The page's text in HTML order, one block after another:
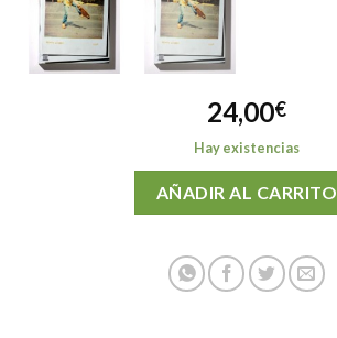
24,00€
Hay existencias
AÑADIR AL CARRITO